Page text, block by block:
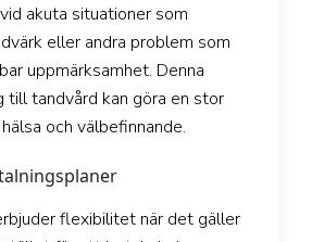
akuta situationer som
eller andra problem som
uppmärksamhet. Denna
till tandvård kan göra en stor
och välbefinnande.
flexibilitet när det gäller